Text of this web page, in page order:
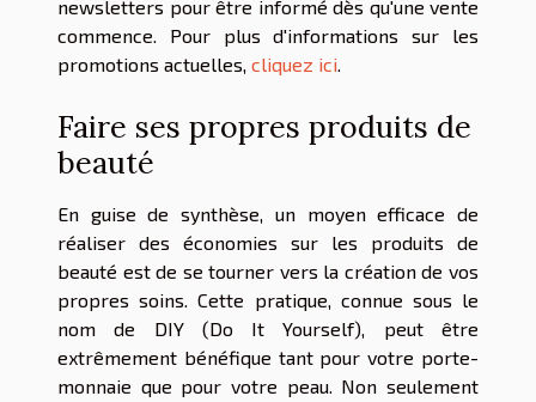
newsletters pour être informé dès qu'une vente
commence. Pour plus d'informations sur les
promotions actuelles, cliquez ici.
Faire ses propres produits de
beauté
En guise de synthèse, un moyen efficace de
réaliser des économies sur les produits de
beauté est de se tourner vers la création de vos
propres soins. Cette pratique, connue sous le
nom de DIY (Do It Yourself), peut être
extrêmement bénéfique tant pour votre porte-
monnaie que pour votre peau. Non seulement